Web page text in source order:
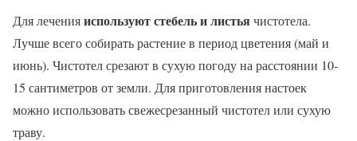
Для леченияиспользуют стебель и листьячистотела.
Лучше всего собирать растение в период цветения (май и
июнь). Чистотел срезают в сухую погоду на расстоянии 10-
15 сантиметров от земли. Для приготовления настоек
можно использовать свежесрезанный чистотел или сухую
траву.